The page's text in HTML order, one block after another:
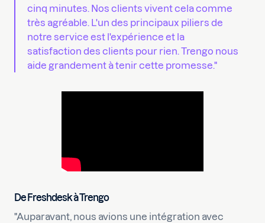
cinq minutes. Nos clients vivent cela comme
très agréable. L'un des principaux piliers de
notre service est l'expérience et la
satisfaction des clients pour rien. Trengo nous
aide grandement à tenir cette promesse."
De Freshdesk à Trengo
"Auparavant, nous avions une intégration avec